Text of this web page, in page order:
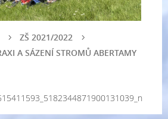
ZŠ 2021/2022
A SÁZENÍ STROMŮ ABERTAMY